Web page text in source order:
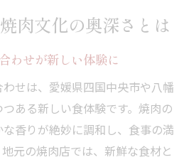
肉文化の奥深さとは
わせが新しい体験に
せは、愛媛県四国中央市や八幡
ある新しい食体験です。焼肉の
香りが絶妙に調和し、食事の満
元の焼肉店では、新鮮な食材と